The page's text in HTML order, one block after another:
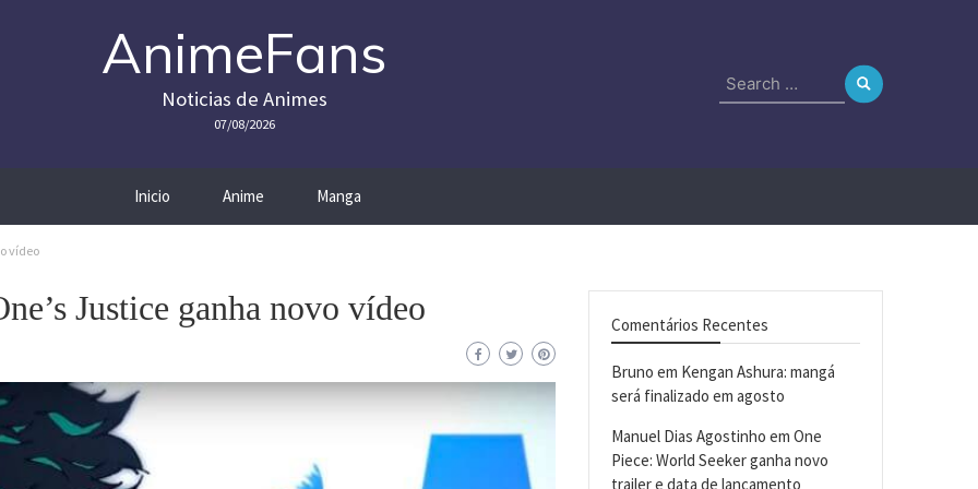
AnimeFans
Noticias de Animes
07/08/2026
Search
for:
Inicio Anime Manga
vídeo
Justice ganha novo vídeo Comentários Recentes
Bruno em Kengan Ashura: mangá
será finalizado em agosto
Manuel Dias Agostinho em One
Piece: World Seeker ganha novo
trailer e data de lançamento